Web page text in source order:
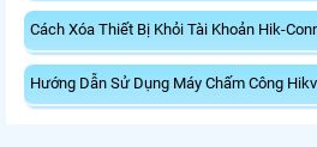
Cách Xóa Thiết Bị Khỏi Tài Khoản Hik-
Hướng Dẫn Sử Dụng Máy Chấm Công